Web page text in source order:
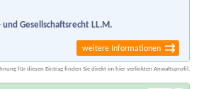
Gesellschaftsrecht LL.M.
weitere Informationen
für diesen Eintrag finden Sie direkt im hier verlinkten Anwaltsprofil.